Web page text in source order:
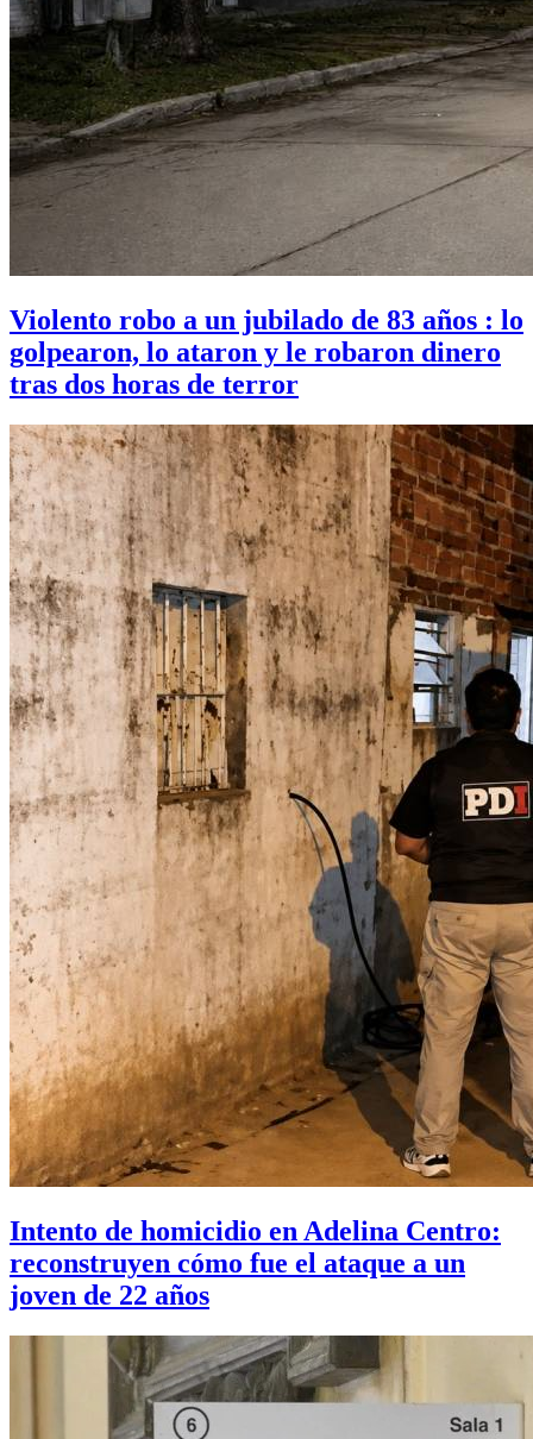
Violento robo a un jubilado de 83 años : lo
golpearon, lo ataron y le robaron dinero
tras dos horas de terror
Intento de homicidio en Adelina Centro:
reconstruyen cómo fue el ataque a un
joven de 22 años